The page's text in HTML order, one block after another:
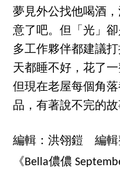
夢見外公找他喝酒
意了吧。但「光」
多工作夥伴都建議
天都睡不好，花了
但現在老屋每個角
品，有著說不完的故
編輯：洪翎鎧 編輯
《Bella儂儂